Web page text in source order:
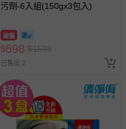
污劑-6入組(150gx3包入)
破盤
$698 $1598
已售出 2